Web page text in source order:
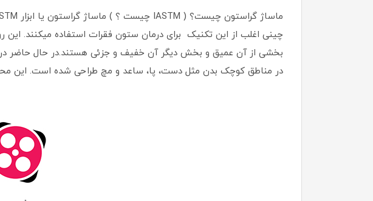
در مناطق کوچک بدن مثل دست، پا، ساعد و مچ طراحی شده است. این